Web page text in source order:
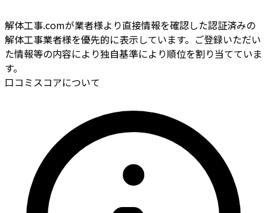
解体工事.comが業者様より直接情報を確認した認証済みの
解体工事業者様を優先的に表示しています。ご登録いただい
た情報等の内容により独自基準により順位を割り当てていま
す。
口コミスコアについて